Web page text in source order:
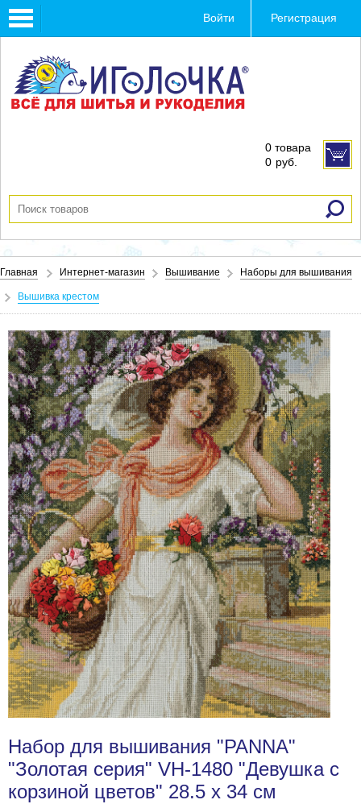
Toggle
navigation
Войти Регистрация
0 товара
0 руб.
Главная Интернет-магазин Вышивание Наборы для вышивания
Вышивка крестом
Набор для вышивания "PANNA"
"Золотая серия" VH-1480 "Девушка с
корзиной цветов" 28.5 х 34 см